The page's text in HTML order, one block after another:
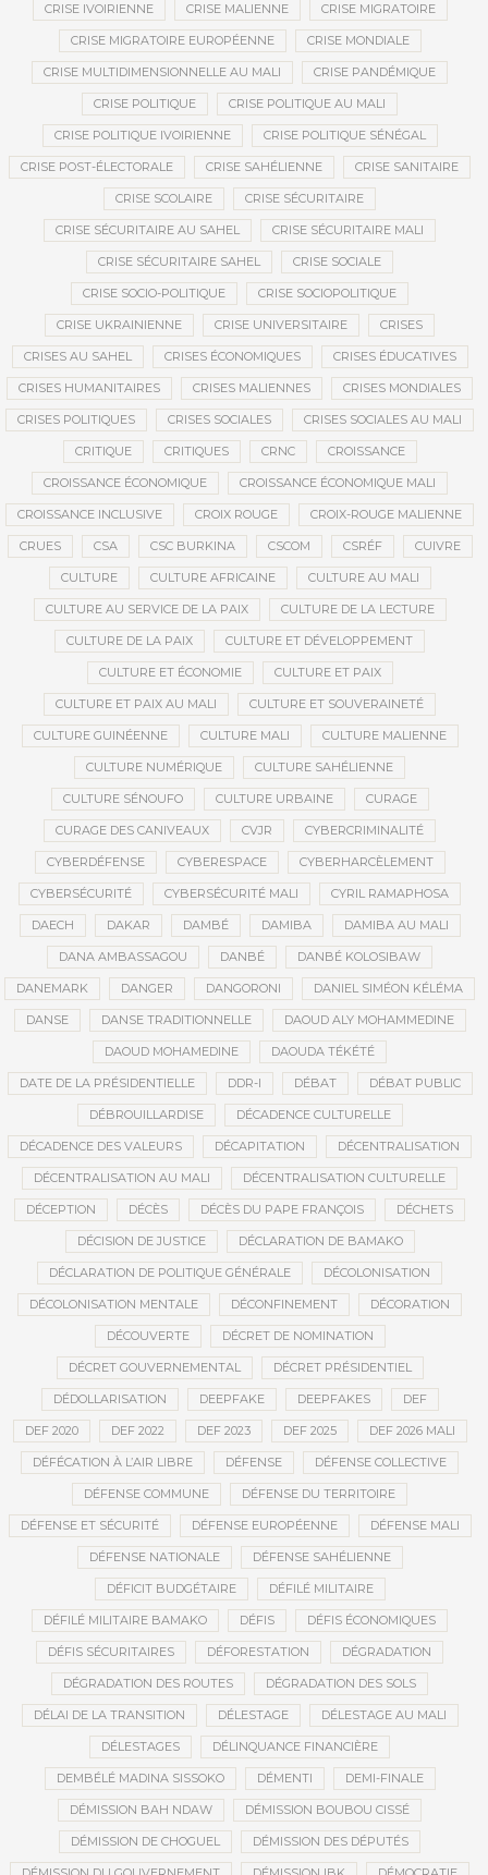
CRISE IVOIRIENNE CRISE MALIENNE CRISE MIGRATOIRE
CRISE MIGRATOIRE EUROPÉENNE CRISE MONDIALE
CRISE MULTIDIMENSIONNELLE AU MALI CRISE PANDÉMIQUE
CRISE POLITIQUE CRISE POLITIQUE AU MALI
CRISE POLITIQUE IVOIRIENNE CRISE POLITIQUE SÉNÉGAL
CRISE POST-ÉLECTORALE CRISE SAHÉLIENNE CRISE SANITAIRE
CRISE SCOLAIRE CRISE SÉCURITAIRE
CRISE SÉCURITAIRE AU SAHEL CRISE SÉCURITAIRE MALI
CRISE SÉCURITAIRE SAHEL CRISE SOCIALE
CRISE SOCIO-POLITIQUE CRISE SOCIOPOLITIQUE
CRISE UKRAINIENNE CRISE UNIVERSITAIRE CRISES
CRISES AU SAHEL CRISES ÉCONOMIQUES CRISES ÉDUCATIVES
CRISES HUMANITAIRES CRISES MALIENNES CRISES MONDIALES
CRISES POLITIQUES CRISES SOCIALES CRISES SOCIALES AU MALI
CRITIQUE CRITIQUES CRNC CROISSANCE
CROISSANCE ÉCONOMIQUE CROISSANCE ÉCONOMIQUE MALI
CROISSANCE INCLUSIVE CROIX ROUGE CROIX-ROUGE MALIENNE
CRUES CSA CSC BURKINA CSCOM CSRÉF CUIVRE
CULTURE CULTURE AFRICAINE CULTURE AU MALI
CULTURE AU SERVICE DE LA PAIX CULTURE DE LA LECTURE
CULTURE DE LA PAIX CULTURE ET DÉVELOPPEMENT
CULTURE ET ÉCONOMIE CULTURE ET PAIX
CULTURE ET PAIX AU MALI CULTURE ET SOUVERAINETÉ
CULTURE GUINÉENNE CULTURE MALI CULTURE MALIENNE
CULTURE NUMÉRIQUE CULTURE SAHÉLIENNE
CULTURE SÉNOUFO CULTURE URBAINE CURAGE
CURAGE DES CANIVEAUX CVJR CYBERCRIMINALITÉ
CYBERDÉFENSE CYBERESPACE CYBERHARCÈLEMENT
CYBERSÉCURITÉ CYBERSÉCURITÉ MALI CYRIL RAMAPHOSA
DAECH DAKAR DAMBÉ DAMIBA DAMIBA AU MALI
DANA AMBASSAGOU DANBÉ DANBÉ KOLOSIBAW
DANEMARK DANGER DANGORONI DANIEL SIMÉON KÉLÉMA
DANSE DANSE TRADITIONNELLE DAOUD ALY MOHAMMEDINE
DAOUD MOHAMEDINE DAOUDA TÉKÉTÉ
DATE DE LA PRÉSIDENTIELLE DDR-I DÉBAT DÉBAT PUBLIC
DÉBROUILLARDISE DÉCADENCE CULTURELLE
DÉCADENCE DES VALEURS DÉCAPITATION DÉCENTRALISATION
DÉCENTRALISATION AU MALI DÉCENTRALISATION CULTURELLE
DÉCEPTION DÉCÈS DÉCÈS DU PAPE FRANÇOIS DÉCHETS
DÉCISION DE JUSTICE DÉCLARATION DE BAMAKO
DÉCLARATION DE POLITIQUE GÉNÉRALE DÉCOLONISATION
DÉCOLONISATION MENTALE DÉCONFINEMENT DÉCORATION
DÉCOUVERTE DÉCRET DE NOMINATION
DÉCRET GOUVERNEMENTAL DÉCRET PRÉSIDENTIEL
DÉDOLLARISATION DEEPFAKE DEEPFAKES DEF
DEF 2020 DEF 2022 DEF 2023 DEF 2025 DEF 2026 MALI
DÉFÉCATION À L’AIR LIBRE DÉFENSE DÉFENSE COLLECTIVE
DÉFENSE COMMUNE DÉFENSE DU TERRITOIRE
DÉFENSE ET SÉCURITÉ DÉFENSE EUROPÉENNE DÉFENSE MALI
DÉFENSE NATIONALE DÉFENSE SAHÉLIENNE
DÉFICIT BUDGÉTAIRE DÉFILÉ MILITAIRE
DÉFILÉ MILITAIRE BAMAKO DÉFIS DÉFIS ÉCONOMIQUES
DÉFIS SÉCURITAIRES DÉFORESTATION DÉGRADATION
DÉGRADATION DES ROUTES DÉGRADATION DES SOLS
DÉLAI DE LA TRANSITION DÉLESTAGE DÉLESTAGE AU MALI
DÉLESTAGES DÉLINQUANCE FINANCIÈRE
DEMBÉLÉ MADINA SISSOKO DÉMENTI DEMI-FINALE
DÉMISSION BAH NDAW DÉMISSION BOUBOU CISSÉ
DÉMISSION DE CHOGUEL DÉMISSION DES DÉPUTÉS